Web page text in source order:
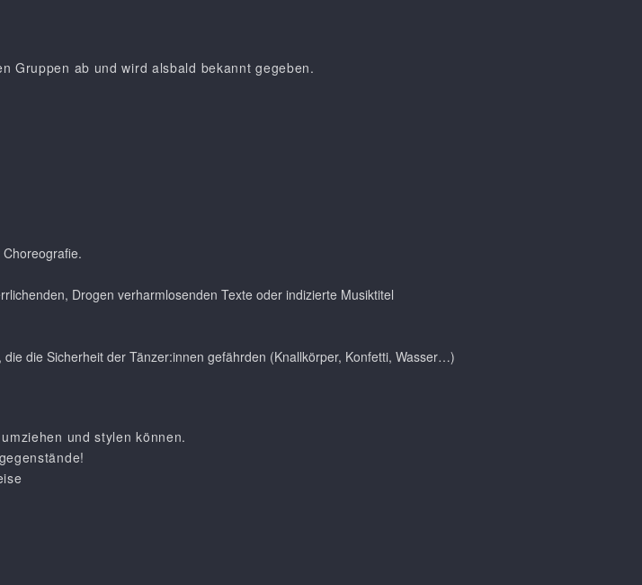
Gruppen ab und wird alsbald bekannt gegeben.
Drogen verharmlosenden Texte oder indizierte Musiktitel
die Sicherheit der Tänzer:innen gefährden (Knallkörper, Konfetti, Wasser…)
und stylen können.